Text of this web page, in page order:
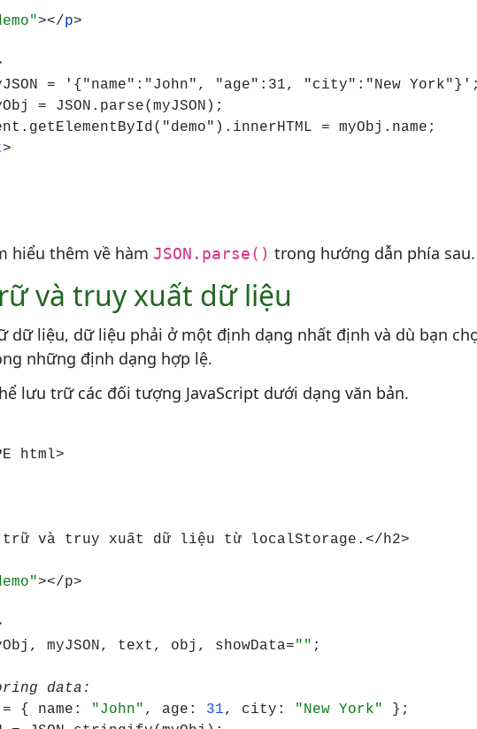
></p>
= '{"name":"John", "age":31, "city":"New York"}';
= JSON.parse(myJSON);
= myObj.name;
>
hiểu thêm về hàm JSON.parse() trong hướng dẫn phía sau.
và truy xuất dữ liệu
dữ liệu, dữ liệu phải ở một định dạng nhất định và dù bạn
những định dạng hợp lệ.
lưu trữ các đối tượng JavaScript dưới dạng văn bản.
html>
trữ và truy xuất dữ liệu từ localStorage.</h2>
></p>
myJSON, text, obj, showData="" ;
= { name:
"John" , age: 31, city: "New York"
};